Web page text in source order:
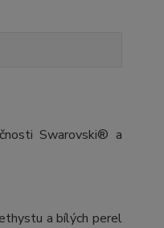
Swarovski® a
a bílých perel